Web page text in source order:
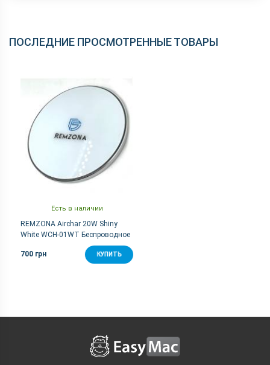
ПОСЛЕДНИЕ ПРОСМОТРЕННЫЕ ТОВАРЫ
Есть в наличии
REMZONA Airchar 20W Shiny
White WCH-01WT Беспроводное
зарядное устройство
700 грн
КУПИТЬ